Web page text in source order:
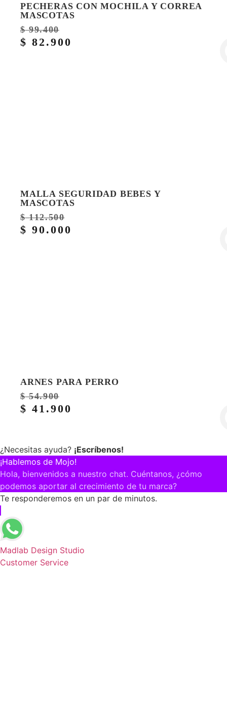
PECHERAS CON MOCHILA Y CORREA
MASCOTAS
$99.400
$ 82.900
MALLA SEGURIDAD BEBES Y
MASCOTAS
$112.500
$ 90.000
ARNES PARA PERRO
$54.900
$ 41.900
¿Necesitas ayuda? ¡Escríbenos!
¡Hablemos de Mojo!
Hola, bienvenidos a nuestro chat. Cuéntanos, ¿cómo
podemos aportar al crecimiento de tu marca?
Te responderemos en un par de minutos.
Madlab Design Studio
Customer Service